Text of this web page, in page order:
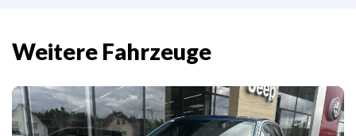
Weitere Fahrzeuge